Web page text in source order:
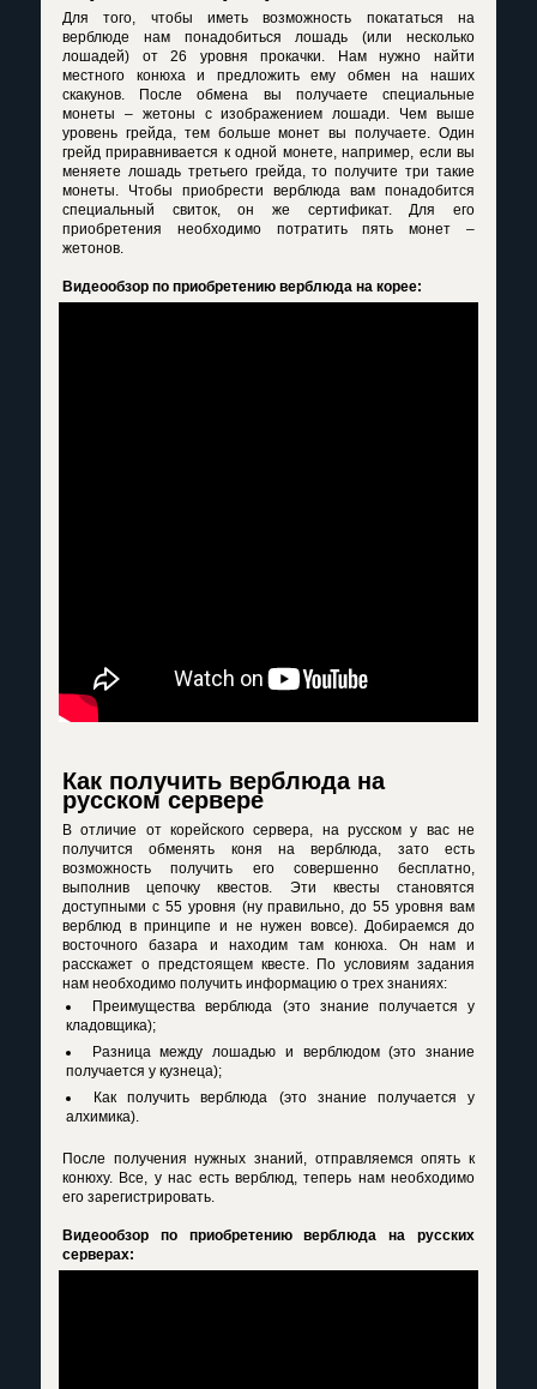
Для того, чтобы иметь возможность покататься на
верблюде нам понадобиться лошадь (или несколько
лошадей) от 26 уровня прокачки. Нам нужно найти
местного конюха и предложить ему обмен на наших
скакунов. После обмена вы получаете специальные
монеты – жетоны с изображением лошади. Чем выше
уровень грейда, тем больше монет вы получаете. Один
грейд приравнивается к одной монете, например, если вы
меняете лошадь третьего грейда, то получите три такие
монеты. Чтобы приобрести верблюда вам понадобится
специальный свиток, он же сертификат. Для его
приобретения необходимо потратить пять монет –
жетонов.
Видеообзор по приобретению верблюда на корее:
Как получить верблюда на
русском сервере
В отличие от корейского сервера, на русском у вас не
получится обменять коня на верблюда, зато есть
возможность получить его совершенно бесплатно,
выполнив цепочку квестов. Эти квесты становятся
доступными с 55 уровня (ну правильно, до 55 уровня вам
верблюд в принципе и не нужен вовсе). Добираемся до
восточного базара и находим там конюха. Он нам и
расскажет о предстоящем квесте. По условиям задания
нам необходимо получить информацию о трех знаниях:
Преимущества верблюда (это знание получается у
кладовщика);
Разница между лошадью и верблюдом (это знание
получается у кузнеца);
Как получить верблюда (это знание получается у
алхимика).
После получения нужных знаний, отправляемся опять к
конюху. Все, у нас есть верблюд, теперь нам необходимо
его зарегистрировать.
Видеообзор по приобретению верблюда на русских
серверах: